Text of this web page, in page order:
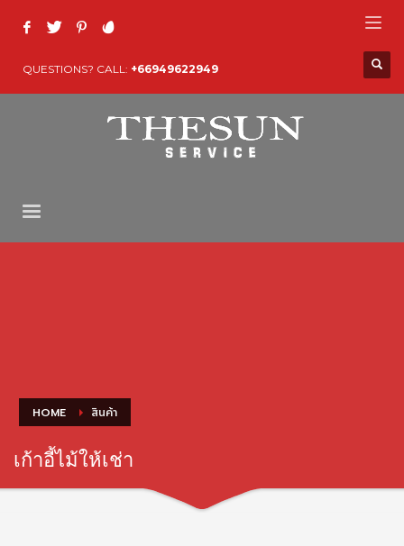
QUESTIONS? CALL: +66949622949
HOME สินค้า
เก้าอี้ไม้ให้เช่า